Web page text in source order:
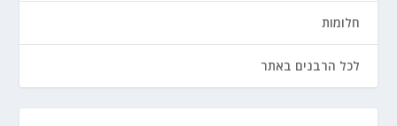
חלומות
לכל הרבנים באתר